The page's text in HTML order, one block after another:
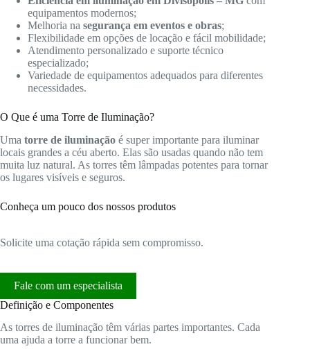
equipamentos modernos;
Melhoria na segurança em eventos e obras;
Flexibilidade em opções de locação e fácil mobilidade;
Atendimento personalizado e suporte técnico
especializado;
Variedade de equipamentos adequados para diferentes
necessidades.
O Que é uma Torre de Iluminação?
Uma torre de iluminação é super importante para iluminar
locais grandes a céu aberto. Elas são usadas quando não tem
muita luz natural. As torres têm lâmpadas potentes para tornar
os lugares visíveis e seguros.
Conheça um pouco dos nossos produtos
Solicite uma cotação rápida sem compromisso.
Fale com um especialista
Definição e Componentes
As torres de iluminação têm várias partes importantes. Cada
uma ajuda a torre a funcionar bem.